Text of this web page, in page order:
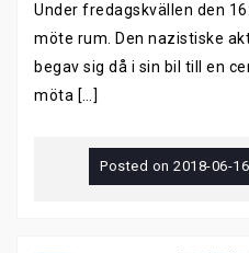
Under fredagskvällen den
möte rum. Den nazistiske
begav sig då i sin bil till en
möta […]
Posted on2018-06-16